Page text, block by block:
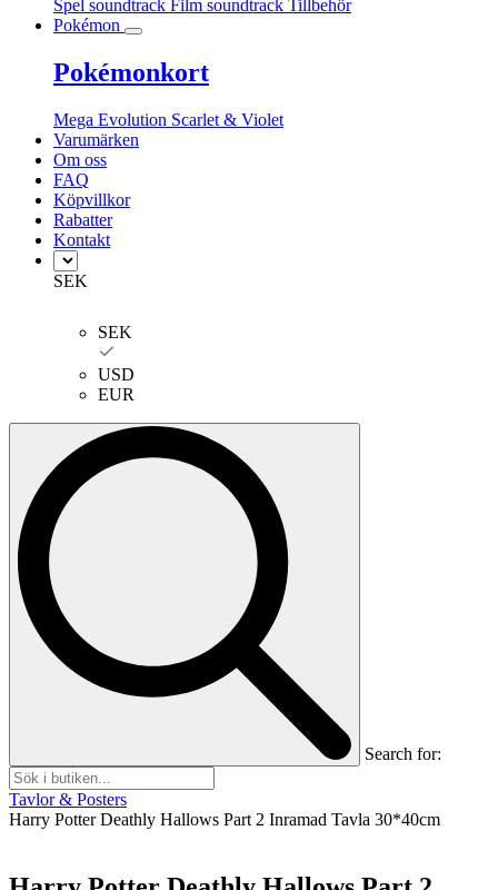
Spel soundtrack Film soundtrack Tillbehör
Pokémon
Pokémonkort
Mega Evolution Scarlet & Violet
Varumärken
Om oss
FAQ
Köpvillkor
Rabatter
Kontakt
SEK
SEK
USD
EUR
Search for:
Tavlor & Posters
Harry Potter Deathly Hallows Part 2 Inramad Tavla 30*40cm